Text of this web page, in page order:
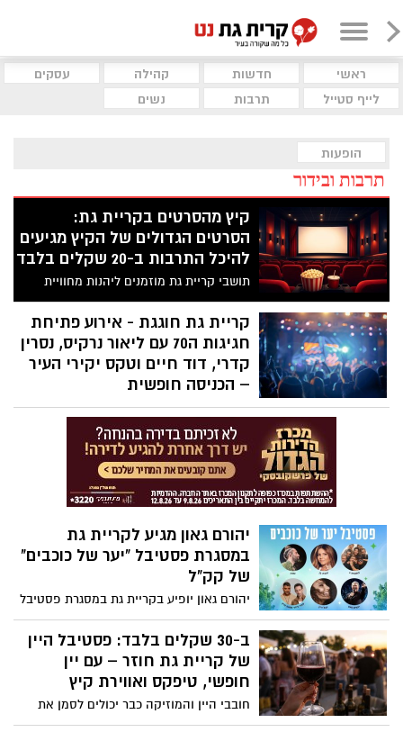
ראשי חדשות קהילה
עסקים
לייף סטייל
תרבות נשים
הופעות
תרבות ובידור
קיץ מהסרטים בקריית גת:
הסרטים הגדולים של הקיץ מגיעים
להיכל התרבות ב-20 שקלים בלבד
תושבי קריית גת מוזמנים ליהנות מחוויית
קולנוע קיצית לכל המשפחה במסגרת אירועי
“קיץ מהסרטים”, עם הקרנות של מגוון
מהסרטים האהובים, המדוברים והמצליחים
של העונה
קריית גת חוגגת - אירוע פתיחת
חגיגות ה70 עם ליאור נרקיס, נסרין
קדרי, דוד חיים וטקס יקירי העיר
– הכניסה חופשית
עיריית קריית גת מזמינה את הציבור לערב
חגיגי ומיוחד במסגרת חגיגות העיר, שייערך
בתכנית עשירה לכל המשפחה.
יהורם גאון מגיע לקריית גת
במסגרת פסטיבל "יער של כוכבים"
של קק"ל
יהורם גאון יופיע בקריית גת במסגרת פסטיבל
"יער של כוכבים" של הקרן הקימת לישראל,
שייערך השנה בין 26 ביולי ל-13 באוגוסט 2026
ויכלול שורת מופעים של מיטב האמנים
ופעילויות למשפחות ברחבי הארץ. הפסטיבל,
מהגדולים בישראל בקיץ הקרוב, מביא לבמות
ברחבי הארץ את מיטב אמני ישראל, כחלק
ב-30 שקלים בלבד: פסטיבל היין
של קריית גת חוזר – עם יין
חופשי, טיפקס ואווירת קיץ
חובבי היין והמוזיקה כבר יכולים לסמן את
התאריך ביומן: פסטיבל היין 2026 של קריית